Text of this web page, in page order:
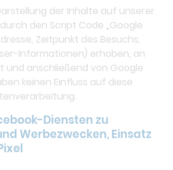
der Inhalte auf unserer
den Script Code „Google
Zeitpunkt des Besuchs,
Informationen) erhoben, an
und anschließend von Google
keinen Einfluss auf diese
Diensten zu
Werbezwecken, Einsatz